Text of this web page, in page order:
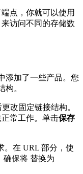
点，你就可以使用
来访问不同的存储数
添加了一些产品。您
构。
改固定链接结构。
常工作。单击保存
。在 URL 部分，使
确保将 替换为